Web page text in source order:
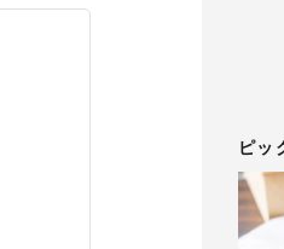
ピッ